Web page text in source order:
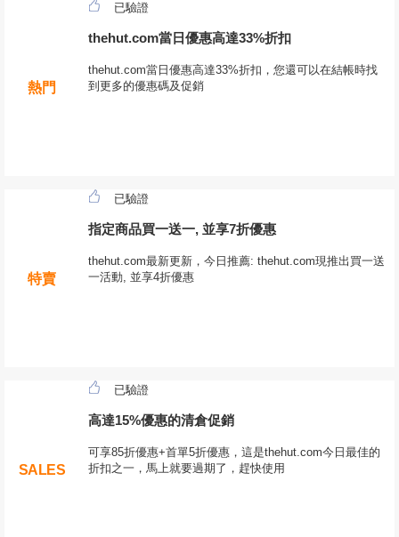
熱門
已驗證
thehut.com當日優惠高達33%折扣
thehut.com當日優惠高達33%折扣，您還可以在結帳時找
到更多的優惠碼及促銷
特賣
已驗證
指定商品買一送一, 並享7折優惠
thehut.com最新更新，今日推薦: thehut.com現推出買一送
一活動, 並享4折優惠
SALES
已驗證
高達15%優惠的清倉促銷
可享85折優惠+首單5折優惠，這是thehut.com今日最佳的
折扣之一，馬上就要過期了，趕快使用